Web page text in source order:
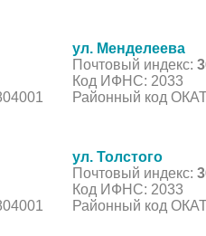
ул. Менделеева
Почтовый индекс:
Код ИФНС: 2033
Районный код
ул. Толстого
Почтовый индекс:
Код ИФНС: 2033
Районный код